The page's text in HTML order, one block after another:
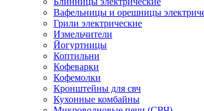
Вафельницы и орешницы
Грили электрические
Измельчители
Йогуртницы
Коптильни
Кофеварки
Кофемолки
Кронштейны для свч
Кухонные комбайны